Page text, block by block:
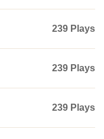
239 Plays
239 Plays
239 Plays